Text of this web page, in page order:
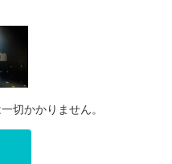
切かかりません。